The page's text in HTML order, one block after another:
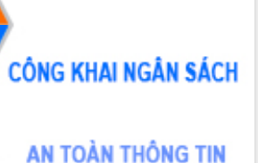
mạnh
chính
tại Hội
án 190